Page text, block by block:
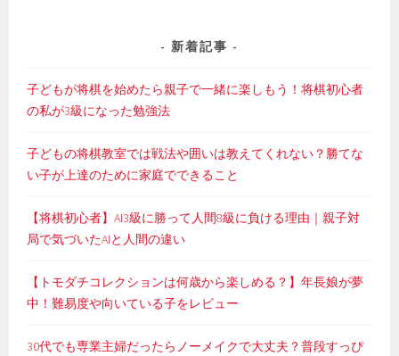
ョ
ン
新着記事
子どもが将棋を始めたら親子で一緒に楽しもう！将棋初心者
の私が3級になった勉強法
子どもの将棋教室では戦法や囲いは教えてくれない？勝てな
い子が上達のために家庭でできること
【将棋初心者】AI3級に勝って人間8級に負ける理由｜親子対
局で気づいたAIと人間の違い
【トモダチコレクションは何歳から楽しめる？】年長娘が夢
中！難易度や向いている子をレビュー
30代でも専業主婦だったらノーメイクで大丈夫？普段すっぴ